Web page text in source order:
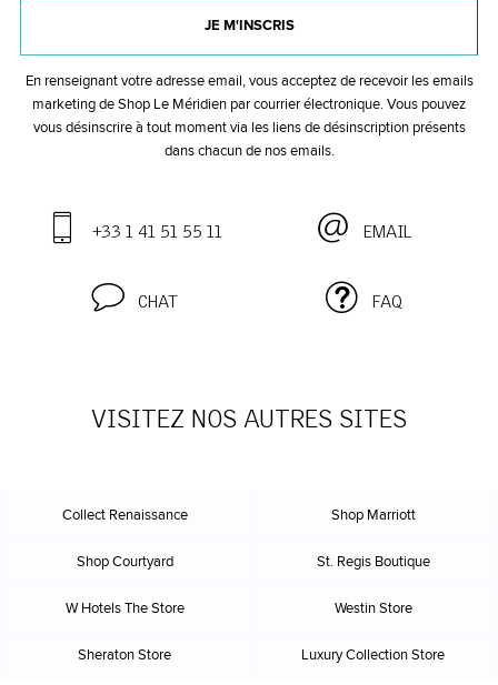
JE M'INSCRIS
En renseignant votre adresse email, vous acceptez de recevoir les emails
marketing de Shop Le Méridien par courrier électronique. Vous pouvez
vous désinscrire à tout moment via les liens de désinscription présents
dans chacun de nos emails.
+33 1 41 51 55 11 EMAIL
CHAT FAQ
VISITEZ NOS AUTRES SITES
Collect Renaissance Shop Marriott
Shop Courtyard St. Regis Boutique
W Hotels The Store Westin Store
Sheraton Store Luxury Collection Store